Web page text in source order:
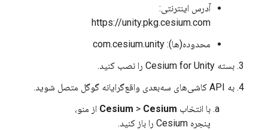
آدرس اینترنتی:
https://unity.pkg.cesium.com
محدوده(ها): com.cesium.unity
بسته Cesium for Unity را نصب کنید.
به API کاشی‌های سه‌بعدی واقع‌گرایانه گوگل متصل شوید.
با انتخاب
Cesium > Cesium
از منو،
پنجره Cesium را باز کنید.